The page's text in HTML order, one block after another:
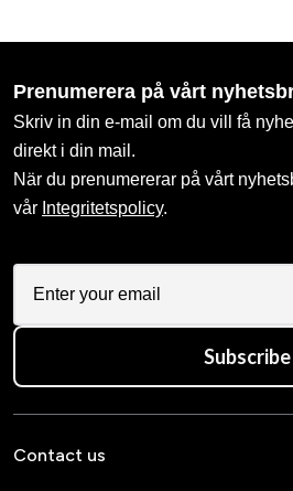
Prenumerera på vårt
Skriv in din e-mail om du vill få
direkt i din mail.
När du prenumererar på vårt
vår Integritetspolicy.
Subscribe
Contact us